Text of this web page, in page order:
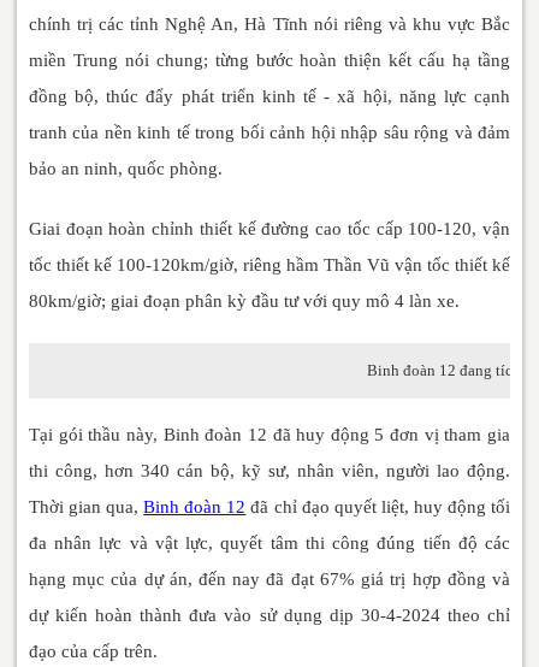
chính trị các tỉnh Nghệ An, Hà Tĩnh nói riêng và khu vực Bắc
miền Trung nói chung; từng bước hoàn thiện kết cấu hạ tầng
đồng bộ, thúc đẩy phát triển kinh tế - xã hội, năng lực cạnh
tranh của nền kinh tế trong bối cảnh hội nhập sâu rộng và đảm
bảo an ninh, quốc phòng.
Giai đoạn hoàn chỉnh thiết kế đường cao tốc cấp 100-120, vận
tốc thiết kế 100-120km/giờ, riêng hầm Thần Vũ vận tốc thiết kế
80km/giờ; giai đoạn phân kỳ đầu tư với quy mô 4 làn xe.
Binh đoàn 12 đang tích
Tại gói thầu này, Binh đoàn 12 đã huy động 5 đơn vị tham gia
thi công, hơn 340 cán bộ, kỹ sư, nhân viên, người lao động.
Thời gian qua,Binh đoàn 12 đã chỉ đạo quyết liệt, huy động tối
đa nhân lực và vật lực, quyết tâm thi công đúng tiến độ các
hạng mục của dự án, đến nay đã đạt 67% giá trị hợp đồng và
dự kiến hoàn thành đưa vào sử dụng dịp 30-4-2024 theo chỉ
đạo của cấp trên.